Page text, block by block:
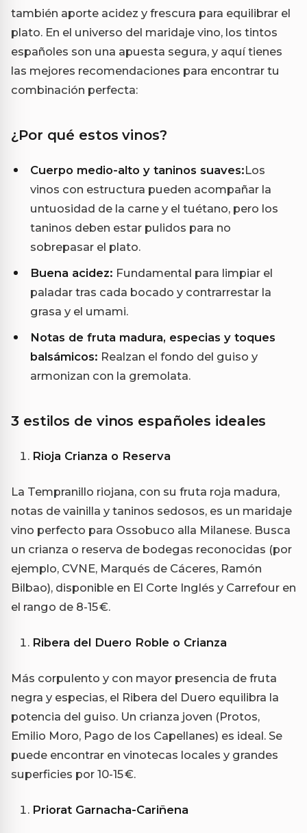
también aporte acidez y frescura para equilibrar el
plato. En el universo del maridaje vino, los tintos
españoles son una apuesta segura, y aquí tienes
las mejores recomendaciones para encontrar tu
combinación perfecta:
¿Por qué estos vinos?
Cuerpo medio-alto y taninos suaves:Los
vinos con estructura pueden acompañar la
untuosidad de la carne y el tuétano, pero los
taninos deben estar pulidos para no
sobrepasar el plato.
Buena acidez: Fundamental para limpiar el
paladar tras cada bocado y contrarrestar la
grasa y el umami.
Notas de fruta madura, especias y toques
balsámicos: Realzan el fondo del guiso y
armonizan con la gremolata.
3 estilos de vinos españoles ideales
Rioja Crianza o Reserva
La Tempranillo riojana, con su fruta roja madura,
notas de vainilla y taninos sedosos, es un maridaje
vino perfecto para Ossobuco alla Milanese. Busca
un crianza o reserva de bodegas reconocidas (por
ejemplo, CVNE, Marqués de Cáceres, Ramón
Bilbao), disponible en El Corte Inglés y Carrefour en
el rango de 8-15 €.
Ribera del Duero Roble o Crianza
Más corpulento y con mayor presencia de fruta
negra y especias, el Ribera del Duero equilibra la
potencia del guiso. Un crianza joven (Protos,
Emilio Moro, Pago de los Capellanes) es ideal. Se
puede encontrar en vinotecas locales y grandes
superficies por 10-15 €.
Priorat Garnacha-Cariñena